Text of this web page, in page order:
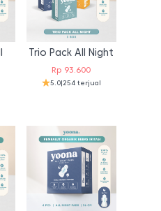
Trio Pack All Night
Rp 93.600
5.0|254 terjual